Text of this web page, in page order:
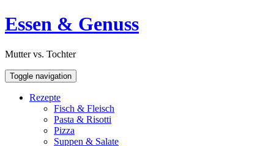
Skip
to
Open
Sidebar
Essen & Genuss
Mutter vs. Tochter
Toggle navigation
Rezepte
Fisch & Fleisch
Pasta & Risotti
Pizza
Suppen & Salate